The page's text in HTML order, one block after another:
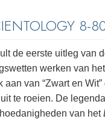
8-
de eerste uitleg van
werken van
van “Zwart en
te roeien. De
van het